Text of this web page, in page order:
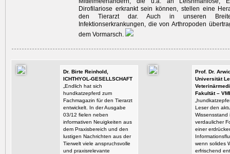
Dirofilariose erkrankt sein können, stellen eine
den Tierarzt dar. Auch in unseren
Infektionserkrankungen, die von Arthropoden
dem Vormarsch.
Dr. Birte Reinhold,
ICHTHYOL-GESELLSCHAFT
„Endlich hat sich
hundkatzepferd zum
Fachmagazin für den Tierarzt
entwickelt. In der Ausgabe
03/12 fielen neben
informativen Neuigkeiten aus
dem Praxisbereich und den
lustigen Nachrichten aus der
Tierwelt viele anspruchsvolle
und praxisrelevante
Prof. Dr.
Universität
Fakultät –
Leser den
Wissensstand
verdaulicher
einer
wenn solides
erfrischend